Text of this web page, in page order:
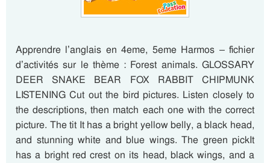
Apprendre l’anglais en 4eme, 5eme Harmos – fichier
d’activités sur le thème : Forest animals. GLOSSARY
DEER SNAKE BEAR FOX RABBIT CHIPMUNK
LISTENING Cut out the bird pictures. Listen closely to
the descriptions, then match each one with the correct
picture. The tit It has a bright yellow belly, a black head,
and stunning white and blue wings. The green pickIt
has a bright red crest on its head, black wings, and a